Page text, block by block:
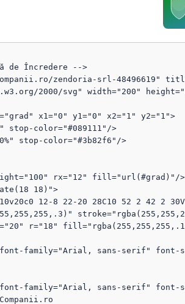
de Încredere -->
zendoria-srl-48496619"
2000/svg" width="200"